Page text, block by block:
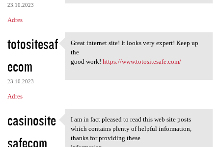
23.10.2023
Adres
totositesaf
ecom
23.10.2023
Adres
Great internet site! It looks
Great internet site! It looks very expert! Keep up
the
good work! https://www.totositesafe.com/
casinosite
safecom
I am in fact pleased to read
I am in fact pleased to read this web site posts
which contains plenty of helpful information,
thanks for providing these